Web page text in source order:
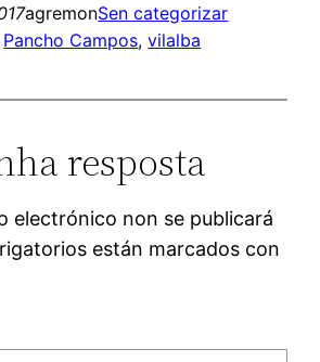
agremonSen categorizar
Pancho Campos, vilalba
resposta
electrónico non se publicará
están marcados con